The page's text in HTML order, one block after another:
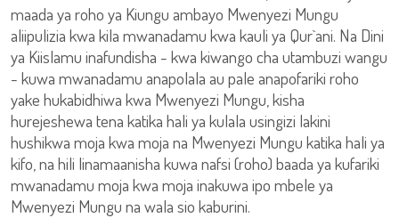
maada ya roho ya Kiungu ambayo Mwenyezi Mungu
aliipulizia kwa kila mwanadamu kwa kauli ya Qur`ani. Na Dini
ya Kiislamu inafundisha - kwa kiwango cha utambuzi wangu
- kuwa mwanadamu anapolala au pale anapofariki roho
yake hukabidhiwa kwa Mwenyezi Mungu, kisha
hurejeshewa tena katika hali ya kulala usingizi lakini
hushikwa moja kwa moja na Mwenyezi Mungu katika hali ya
kifo, na hili linamaanisha kuwa nafsi (roho) baada ya kufariki
mwanadamu moja kwa moja inakuwa ipo mbele ya
Mwenyezi Mungu na wala sio kaburini.